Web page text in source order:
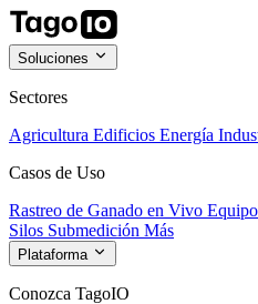
Soluciones
Sectores
Agricultura Edificios Energía
Casos de Uso
Rastreo de Ganado en Vivo
Silos Submedición Más
Plataforma
Conozca TagoIO